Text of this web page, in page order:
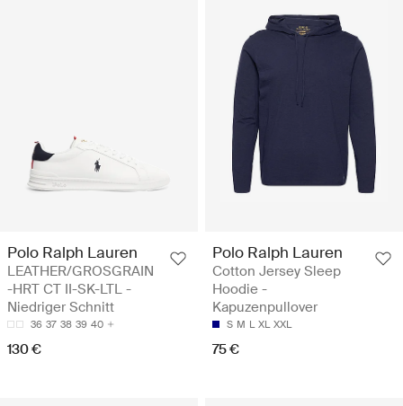
Polo Ralph Lauren
LEATHER/GROSGRAIN
-HRT CT II-SK-LTL -
Niedriger Schnitt
36 37 38 39 40
130 €
Polo Ralph Lauren
Cotton Jersey Sleep
Hoodie -
Kapuzenpullover
S M L XL XXL
75 €